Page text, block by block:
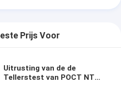
Prijs Voor
Uitrusting van de de
Tellerstest van POCT NT